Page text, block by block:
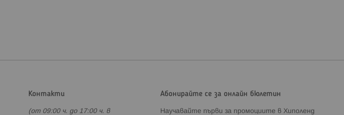
Контакти
(от 09:00 ч. до 17:00 ч. в
Абонирайте се за онлайн бюлетин
Научавайте първи за промоциите в Хиполенд